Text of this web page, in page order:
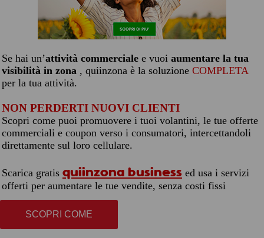
Se hai un’attività commerciale e vuoi aumentare la tua
visibilità in zona , quiinzona è la soluzione COMPLETA
per la tua attività.
NON PERDERTI NUOVI CLIENTI
Scopri come puoi promuovere i tuoi volantini, le tue offerte
commerciali e coupon verso i consumatori, intercettandoli
direttamente sul loro cellulare.
Scarica gratis quiinzona business ed usa i servizi
offerti per aumentare le tue vendite, senza costi fissi
SCOPRI COME